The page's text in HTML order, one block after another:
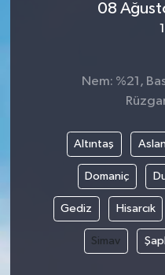
08
Nem: %21,
Altıntaş
Domaniç
Gediz Hisarcık
Simav
Gizlilik Sözleşmesi